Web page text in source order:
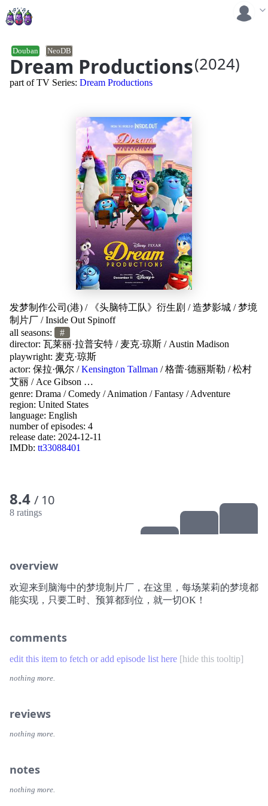
Dream Productions (2024)
Douban NeoDB
发梦制作公司(港) / 《头脑特工队》衍生剧 /造梦影城 /梦境
制片厂 /Inside Out Spinoff
all seasons:
#
director: 瓦莱丽·拉普安特 / 麦克·琼斯 / Austin Madison
playwright: 麦克·琼斯
actor: 保拉·佩尔 /Kensington Tallman /格蕾·德丽斯勒 /松村
艾丽 / Ace Gibson …
genre: Drama /Comedy /Animation /Fantasy /Adventure
region: United States
language: English
number of episodes: 4
release date: 2024-12-11
IMDb: tt33088401
8.4 / 10
8 ratings
part of TV Series: Dream Productions
overview
欢迎来到脑海中的梦境制片厂，在这里，每场莱莉的梦境都
能实现，只要工时、预算都到位，就一切OK！
comments
edit this item to fetch or add episode list here [hide this tooltip]
nothing more.
reviews
nothing more.
notes
nothing more.